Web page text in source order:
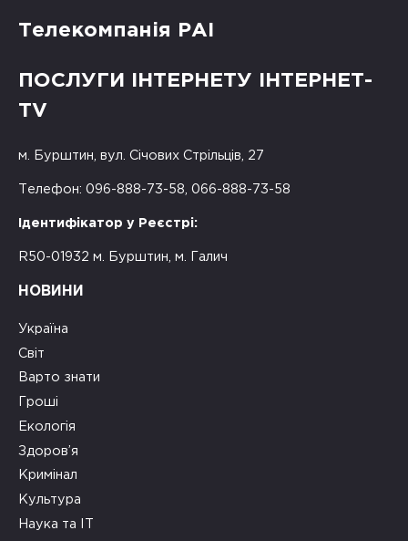
Телекомпанія РАІ
ПОСЛУГИ ІНТЕРНЕТУ ІНТЕРНЕТ-
TV
м. Бурштин, вул. Січових Стрільців, 27
Телефон: 096-888-73-58, 066-888-73-58
Ідентифікатор у Реєстрі:
R50-01932 м. Бурштин, м. Галич
НОВИНИ
Україна
Світ
Варто знати
Гроші
Екологія
Здоров’я
Кримінал
Культура
Наука та ІТ